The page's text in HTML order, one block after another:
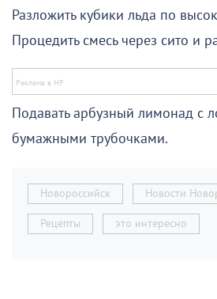
Разложить кубики льда по
Процедить смесь через сито и
Подавать арбузный лимонад с
бумажными трубочками.
Новороссийск Новости
Рецепты это интересно